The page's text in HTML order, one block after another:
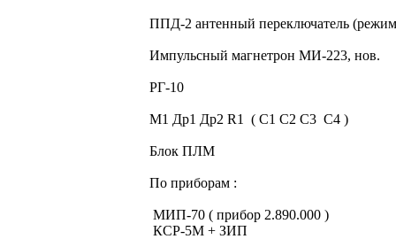
ППД-2 антенный переключатель
Импульсный магнетрон МИ-223, нов.
РГ-10
М1 Др1 Др2 R1 ( С1 С2 С3 С4 )
Блок ПЛМ
По приборам :
МИП-70 ( прибор 2.890.000 )
КСР-5М + ЗИП